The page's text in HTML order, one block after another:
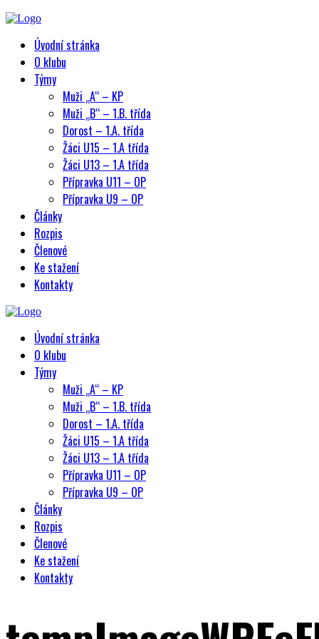
Úvodní stránka
O klubu
Týmy
Muži „A“ – KP
Muži „B“ – 1.B. třída
Dorost – 1.A. třída
Žáci U15 – 1.A třída
Žáci U13 – 1.A třída
Přípravka U11 – OP
Přípravka U9 – OP
Články
Rozpis
Členové
Ke stažení
Kontakty
Úvodní stránka
O klubu
Týmy
Muži „A“ – KP
Muži „B“ – 1.B. třída
Dorost – 1.A. třída
Žáci U15 – 1.A třída
Žáci U13 – 1.A třída
Přípravka U11 – OP
Přípravka U9 – OP
Články
Rozpis
Členové
Ke stažení
Kontakty